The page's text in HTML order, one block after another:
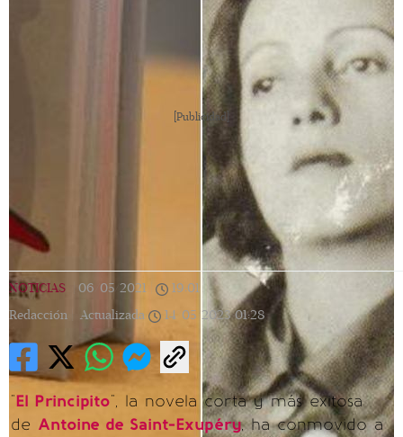
[Publicidad]
NOTICIAS 06/05/2021 19:01
Redacción |
Actualizada 14/05/2023 01:28
"El Principito", la novela corta y más exitosa
de Antoine de Saint-Exupéry, ha conmovido a